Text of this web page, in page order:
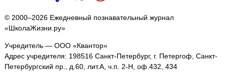
© 2000–2026 Ежедневный познавательный журнал
«ШколаЖизни.ру»
Учредитель — ООО «Квантор»
Адрес учредителя: 198516 Санкт-Петербург, г. Петергоф, Санкт-
Петербургский пр., д.60, лит.А, ч.п. 2-Н, оф.432, 434